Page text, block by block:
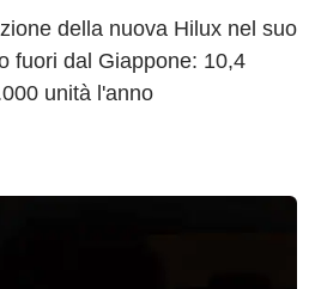
della nuova Hilux nel suo
fuori dal Giappone: 10,4
unità l'anno